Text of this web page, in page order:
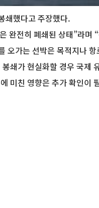
쇄했다고 주장했다.
전히 폐쇄된 상태”라
가는 선박은 목적지나
가 현실화할 경우 국제
미친 영향은 추가 확인이